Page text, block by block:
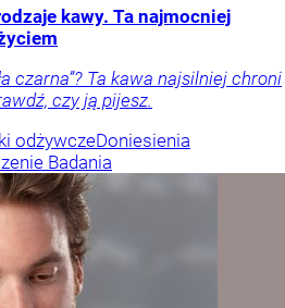
kawy. Ta najmocniej
czarna”? Ta kawa najsilniej chroni
czy ją pijesz.
odżywczeDoniesienia
Badania